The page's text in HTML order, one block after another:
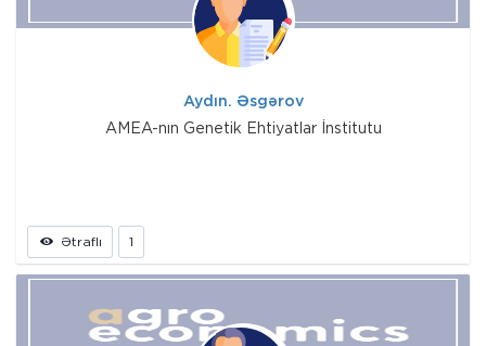
Aydın. Əsgərov
AMEA-nın Genetik Ehtiyatlar İnstitutu
Ətraflı 1